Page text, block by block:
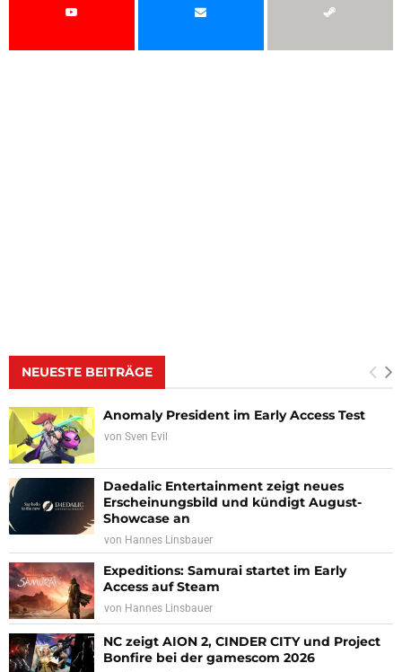
NEUESTE BEITRÄGE
Anomaly President im Early Access Test
von Sven Evil
Daedalic Entertainment zeigt neues
Erscheinungsbild und kündigt August-
Showcase an
von Hannes Linsbauer
Expeditions: Samurai startet im Early
Access auf Steam
von Hannes Linsbauer
NC zeigt AION 2, CINDER CITY und Project
Bonfire bei der gamescom 2026